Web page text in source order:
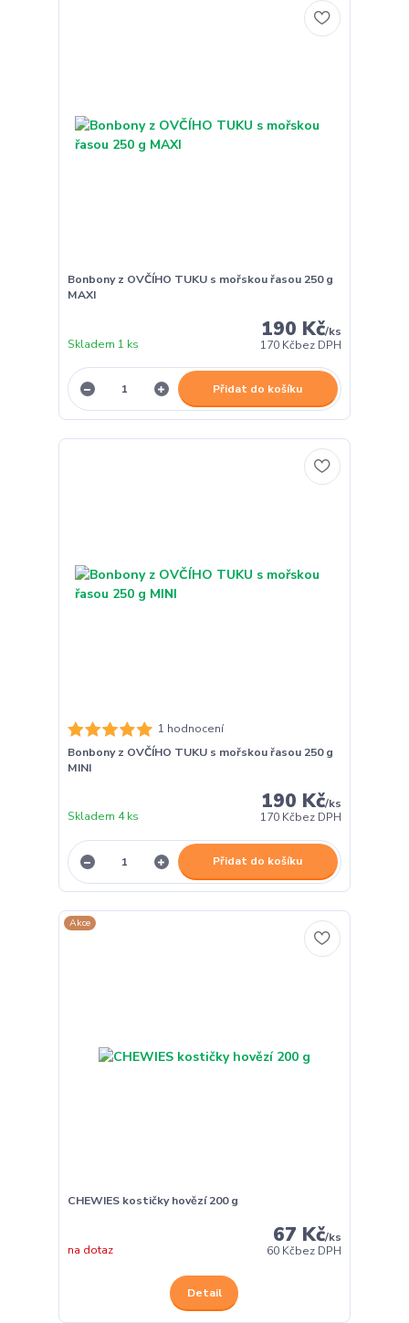
Bonbony z OVČÍHO TUKU s mořskou řasou 250 g
MAXI
190 Kč/ks
170 Kčbez DPH
Skladem 1 ks
Přidat do košíku
1 hodnocení
Bonbony z OVČÍHO TUKU s mořskou řasou 250 g
MINI
190 Kč/ks
170 Kčbez DPH
Skladem 4 ks
Přidat do košíku
Akce
CHEWIES kostičky hovězí 200 g
67 Kč/ks
60 Kčbez DPH
na dotaz
Detail